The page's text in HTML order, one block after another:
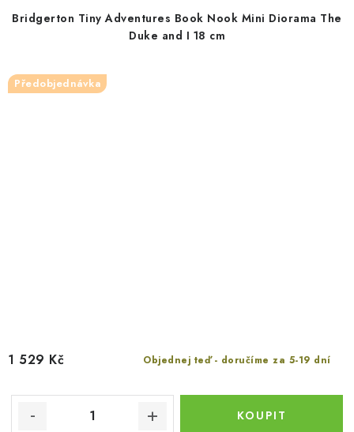
Bridgerton Tiny Adventures Book Nook Mini Diorama The
Duke and I 18 cm
Předobjednávka
Objednej teď - doručíme za 5-19 dní
1 529 Kč